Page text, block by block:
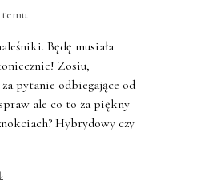
Będę musiała
Zosiu,
pytanie odbiegające od
ale co to za piękny
Hybrydowy czy